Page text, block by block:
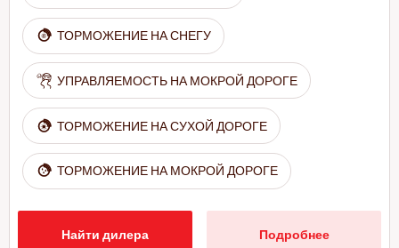
ТОРМОЖЕНИЕ НА СНЕГУ
УПРАВЛЯЕМОСТЬ НА МОКРОЙ ДОРОГЕ
ТОРМОЖЕНИЕ НА СУХОЙ ДОРОГЕ
ТОРМОЖЕНИЕ НА МОКРОЙ ДОРОГЕ
Найти дилера Подробнее